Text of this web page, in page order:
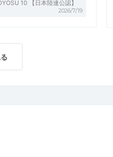
10 【日本陸連公認】
2026/7/19